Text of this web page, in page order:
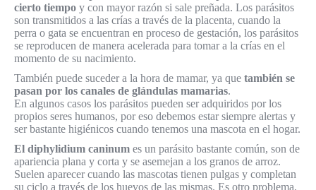
cierto tiempo y con mayor razón si sale preñada. Los parásitos
son transmitidos a las crías a través de la placenta, cuando la
perra o gata se encuentran en proceso de gestación, los parásitos
se reproducen de manera acelerada para tomar a la crías en el
momento de su nacimiento.
También puede suceder a la hora de mamar, ya que también se
pasan por los canales de glándulas mamarias.
En algunos casos los parásitos pueden ser adquiridos por los
propios seres humanos, por eso debemos estar siempre alertas y
ser bastante higiénicos cuando tenemos una mascota en el hogar.
El diphylidium caninum es un parásito bastante común, son de
apariencia plana y corta y se asemejan a los granos de arroz.
Suelen aparecer cuando las mascotas tienen pulgas y completan
su ciclo a través de los huevos de las mismas. Es otro problema,